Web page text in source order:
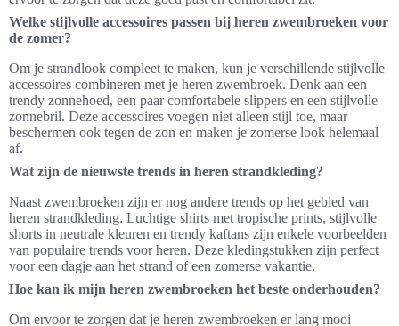
Welke stijlvolle accessoires passen bij heren zwembroeken voor
de zomer?
Om je strandlook compleet te maken, kun je verschillende stijlvolle
accessoires combineren met je heren zwembroek. Denk aan een
trendy zonnehoed, een paar comfortabele slippers en een stijlvolle
zonnebril. Deze accessoires voegen niet alleen stijl toe, maar
beschermen ook tegen de zon en maken je zomerse look helemaal
af.
Wat zijn de nieuwste trends in heren strandkleding?
Naast zwembroeken zijn er nog andere trends op het gebied van
heren strandkleding. Luchtige shirts met tropische prints, stijlvolle
shorts in neutrale kleuren en trendy kaftans zijn enkele voorbeelden
van populaire trends voor heren. Deze kledingstukken zijn perfect
voor een dagje aan het strand of een zomerse vakantie.
Hoe kan ik mijn heren zwembroeken het beste onderhouden?
Om ervoor te zorgen dat je heren zwembroeken er lang mooi